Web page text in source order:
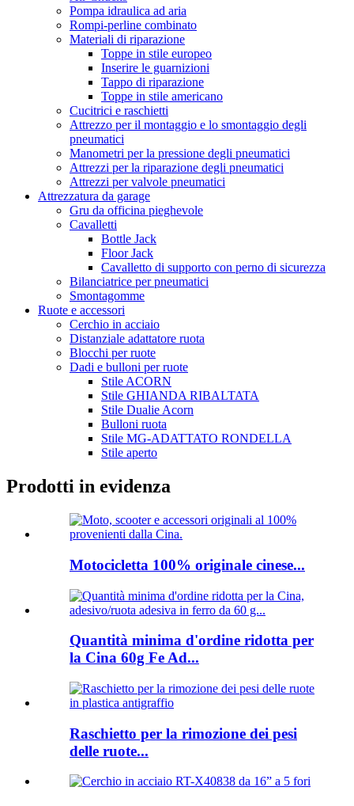
Pompa idraulica ad aria
Rompi-perline combinato
Materiali di riparazione
Toppe in stile europeo
Inserire le guarnizioni
Tappo di riparazione
Toppe in stile americano
Cucitrici e raschietti
Attrezzo per il montaggio e lo smontaggio degli
pneumatici
Manometri per la pressione degli pneumatici
Attrezzi per la riparazione degli pneumatici
Attrezzi per valvole pneumatici
Attrezzatura da garage
Gru da officina pieghevole
Cavalletti
Bottle Jack
Floor Jack
Cavalletto di supporto con perno di sicurezza
Bilanciatrice per pneumatici
Smontagomme
Ruote e accessori
Cerchio in acciaio
Distanziale adattatore ruota
Blocchi per ruote
Dadi e bulloni per ruote
Stile ACORN
Stile GHIANDA RIBALTATA
Stile Dualie Acorn
Bulloni ruota
Stile MG-ADATTATO RONDELLA
Stile aperto
Prodotti in evidenza
Motocicletta 100% originale cinese...
Quantità minima d'ordine ridotta per
la Cina 60g Fe Ad...
Raschietto per la rimozione dei pesi
delle ruote...